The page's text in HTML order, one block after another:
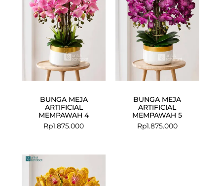
BUNGA MEJA
ARTIFICIAL
MEMPAWAH 4
Rp1.875.000
BUNGA MEJA
ARTIFICIAL
MEMPAWAH 5
Rp1.875.000